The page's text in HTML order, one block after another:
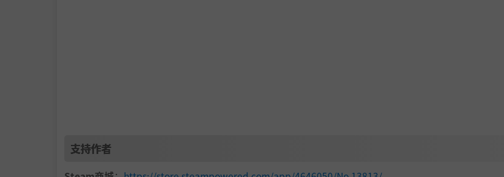
所有的谜团将在最后汇聚，并带来意想不到的反转结局。
支持作者